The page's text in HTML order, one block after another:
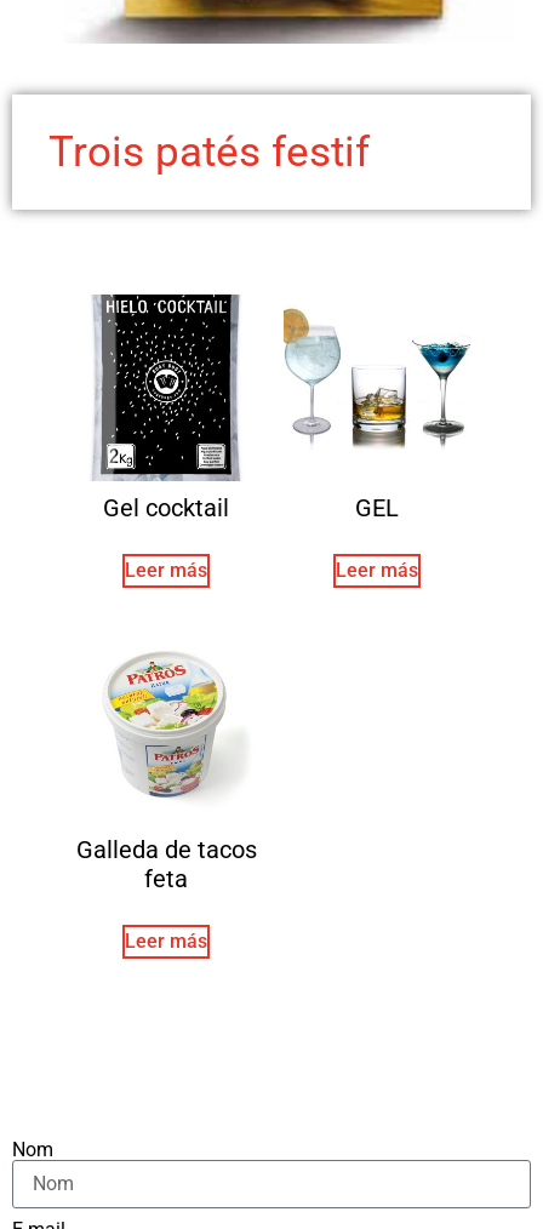
Trois patés festif
Gel cocktail
Leer más
GEL
Leer más
Galleda de tacos
feta
Leer más
Nom